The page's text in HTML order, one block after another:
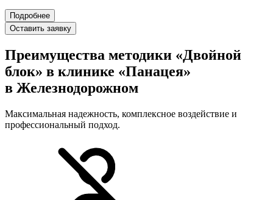
Подробнее
Оставить заявку
Преимущества методики «Двойной
блок» в клинике «Панацея»
в Железнодорожном
Максимальная надежность, комплексное воздействие и
профессиональный подход.